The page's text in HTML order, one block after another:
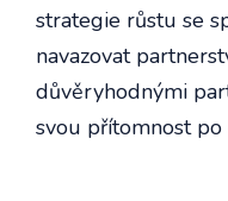
strategie růstu se
navazovat
důvěryhodnými
svou přítomnost po